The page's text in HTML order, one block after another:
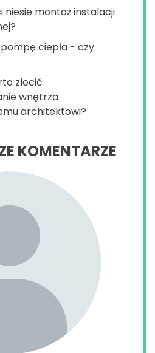
niesie montaż instalacji
ciepła - czy
zlecić
wnętrza
architektowi?
KOMENTARZE